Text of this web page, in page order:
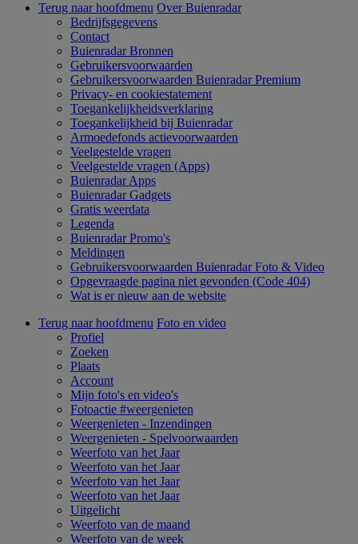
Terug naar hoofdmenu Over Buienradar
Bedrijfsgegevens
Contact
Buienradar Bronnen
Gebruikersvoorwaarden
Gebruikersvoorwaarden Buienradar Premium
Privacy- en cookiestatement
Toegankelijkheidsverklaring
Toegankelijkheid bij Buienradar
Armoedefonds actievoorwaarden
Veelgestelde vragen
Veelgestelde vragen (Apps)
Buienradar Apps
Buienradar Gadgets
Gratis weerdata
Legenda
Buienradar Promo's
Meldingen
Gebruikersvoorwaarden Buienradar Foto & Video
Opgevraagde pagina niet gevonden (Code 404)
Wat is er nieuw aan de website
Terug naar hoofdmenu Foto en video
Profiel
Zoeken
Plaats
Account
Mijn foto's en video's
Fotoactie #weergenieten
Weergenieten - Inzendingen
Weergenieten - Spelvoorwaarden
Weerfoto van het Jaar
Weerfoto van het Jaar
Weerfoto van het Jaar
Weerfoto van het Jaar
Uitgelicht
Weerfoto van de maand
Weerfoto van de week